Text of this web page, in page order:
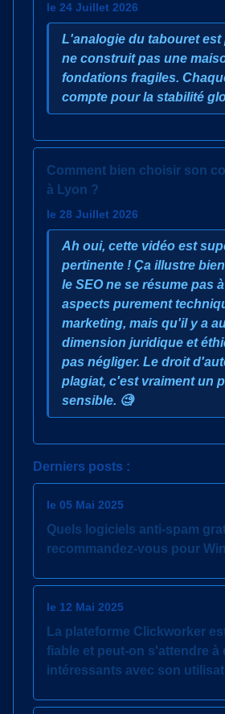
le 24 Juillet 2026
L'analogie du tabouret est
ne construit pas une
fondations fragiles.
compte pour la stabilité
Comment bien choisir son
à Lyon ?
le 28 Juillet 2026
Ah oui, cette vidéo est
pertinente ! Ça illustre
le SEO ne se résume pas
aspects purement
marketing, mais qu'il y a
dimension juridique et
pas négliger. Le droit
plagiat, c'est vraiment un
sensible. 🧐
Derniers posts :
le 05 Mai 2025
Quels logiciels anti-spam
recommandez-vous pour
le 12 Mai 2025
La plateforme Clickworker
fiable et peut-on s'attendre à
intéressants avec son